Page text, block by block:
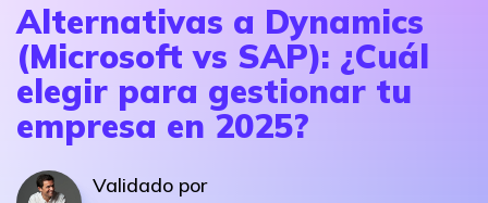
Alternativas a Dynamics
(Microsoft vs SAP): ¿Cuál
elegir para gestionar tu
empresa en 2025?
Validado por